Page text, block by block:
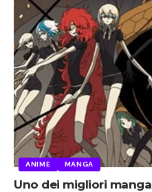
ANIME MANGA
Uno dei migliori